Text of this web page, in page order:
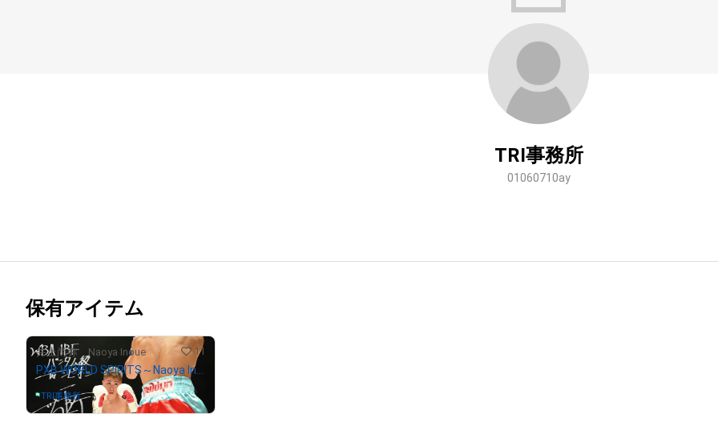
TRI事務所
01060710ay
保有アイテム
井上尚弥 Naoya Inoue 11
PXB WORLD SPIRITS～Naoya Inoue 2021.12.14. RYOGOKU KOKUGIKAN～SPECIAL PHOTO#4
TRI事務所さんが保有中